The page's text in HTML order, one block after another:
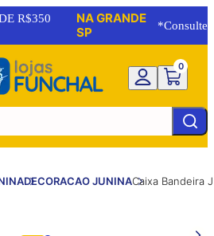
R$350
NA GRANDE
SP
*Consulte
0
DECORACAO JUNINACaixa Bandeira